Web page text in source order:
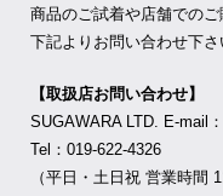
商品のご試着や店舗でのご
下記よりお問い合わせ下さ
【取扱店お問い合わせ】
SUGAWARA LTD. E-mail：
Tel：019-622-4326
（平日・土日祝 営業時間